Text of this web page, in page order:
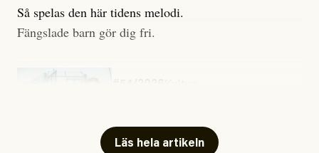
Så spelas den här tidens melodi.
Fängslade barn gör dig fri.
Läs hela artikeln